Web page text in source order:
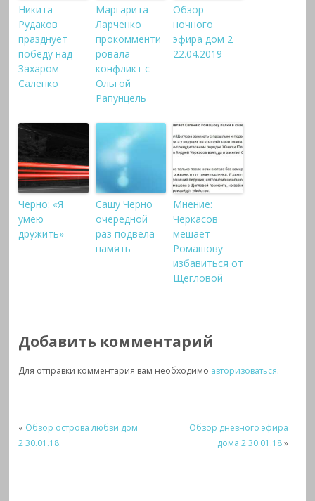
Никита
Рудаков
празднует
победу над
Захаром
Саленко
Маргарита
Ларченко
прокомменти
ровала
конфликт с
Ольгой
Рапунцель
Обзор
ночного
эфира дом 2
22.04.2019
Черно: «Я
умею
дружить»
Сашу Черно
очередной
раз подвела
память
Мнение:
Черкасов
мешает
Ромашову
избавиться от
Щегловой
Добавить комментарий
Для отправки комментария вам необходимо авторизоваться.
« Обзор острова любви дом
2 30.01.18.
Обзор дневного эфира
дома 2 30.01.18»